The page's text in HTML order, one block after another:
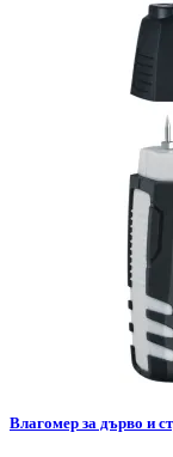
Влагомер за дърво и